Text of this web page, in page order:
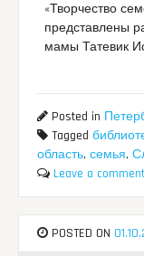
«Творчество
представлены
мамы Татевик
Posted in
Tagged
область,семья,
Leave a comment
POSTED ON